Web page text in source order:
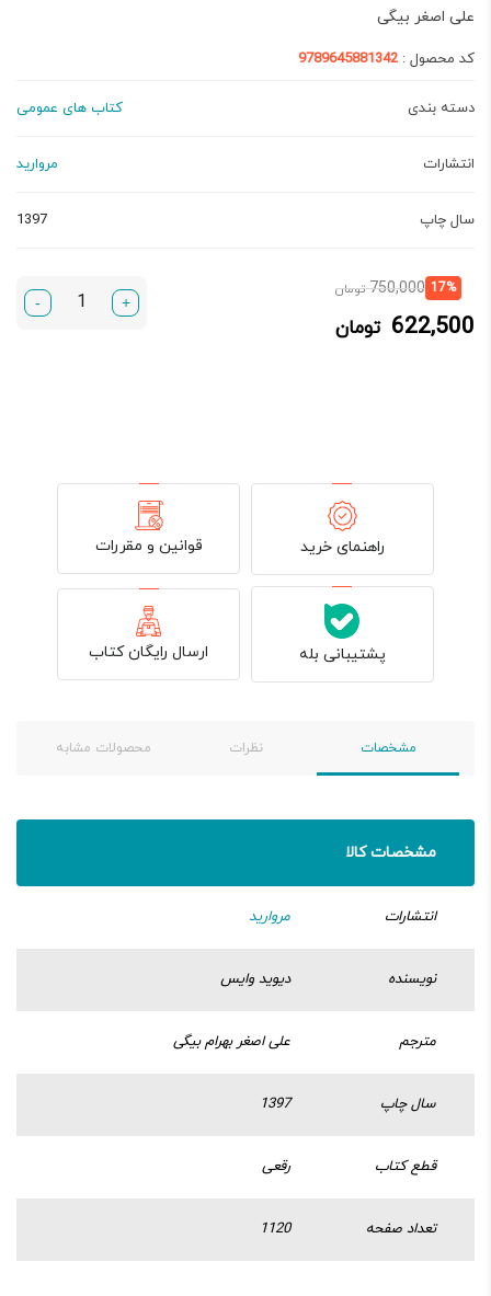
علی اصغر بیگی
کد محصول : 9789645881342
دسته بندی کتاب های عمومی
انتشارات مروارید
سال چاپ 1397
17%
750,000 تومانقیمت
622,500 تومان
قیمت
622,500 تومان.
+
-
راهنمای خرید قوانین و مقررات
پشتیبانی بله ارسال رایگان کتاب
مشخصات نظرات محصولات مشابه
مشخصات کالا
انتشارات مروارید
نویسنده دیوید وایس
مترجم علی اصغر بهرام بیگی
سال چاپ 1397
قطع کتاب رقعی
تعداد صفحه 1120